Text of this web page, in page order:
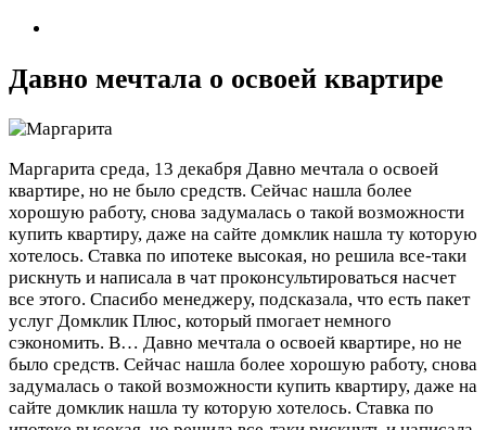
Давно мечтала о освоей квартире
Маргарита среда, 13 декабря Давно мечтала о освоей
квартире, но не было средств. Сейчас нашла более
хорошую работу, снова задумалась о такой возможности
купить квартиру, даже на сайте домклик нашла ту которую
хотелось. Ставка по ипотеке высокая, но решила все-таки
рискнуть и написала в чат проконсультироваться насчет
все этого. Спасибо менеджеру, подсказала, что есть пакет
услуг Домклик Плюс, который пмогает немного
сэкономить. В… Давно мечтала о освоей квартире, но не
было средств. Сейчас нашла более хорошую работу, снова
задумалась о такой возможности купить квартиру, даже на
сайте домклик нашла ту которую хотелось. Ставка по